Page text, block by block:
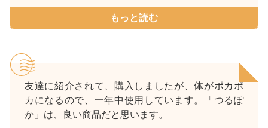
もっと読む
友達に紹介されて、購入しましたが、体がポカポ
カになるので、一年中使用しています。「つるぽ
か」は、良い商品だと思います。